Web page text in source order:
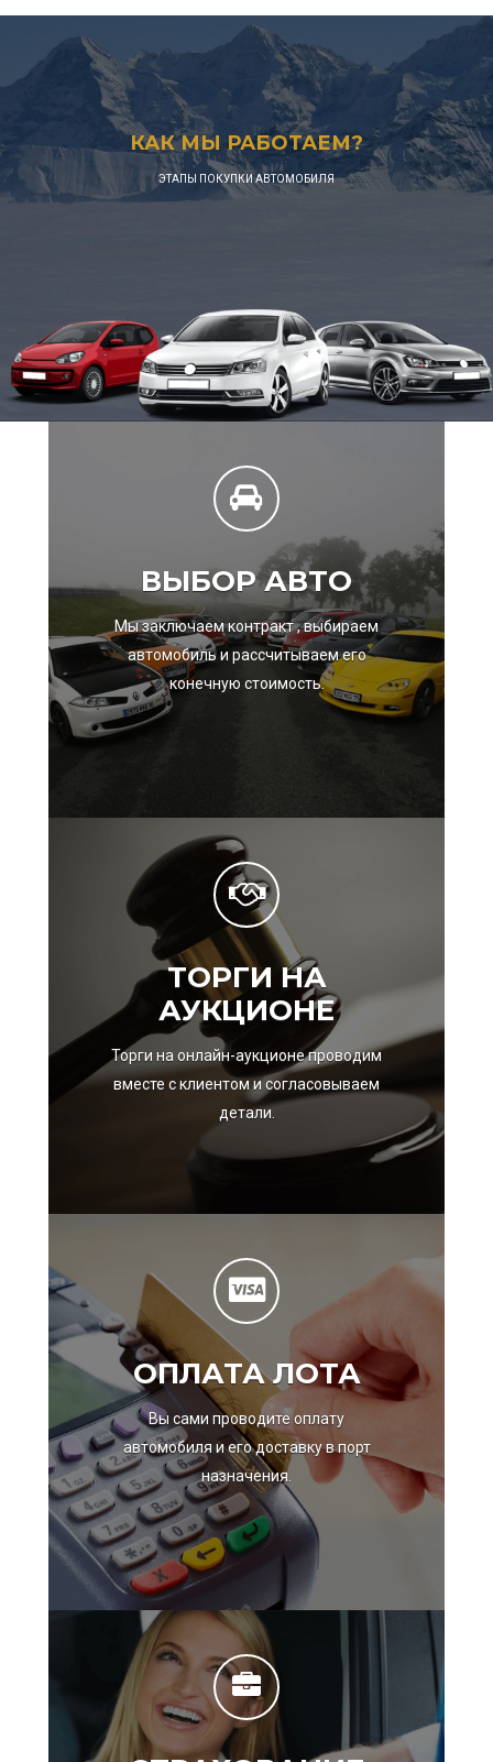
КАК МЫ РАБОТАЕМ?
ЭТАПЫ ПОКУПКИ АВТОМОБИЛЯ
ВЫБОР АВТО
Мы заключаем контракт , выбираем
автомобиль и рассчитываем его
конечную стоимость.
ТОРГИ НА
АУКЦИОНЕ
Торги на онлайн-аукционе проводим
вместе с клиентом и согласовываем
детали.
ОПЛАТА ЛОТА
Вы сами проводите оплату
автомобиля и его доставку в порт
назначения.